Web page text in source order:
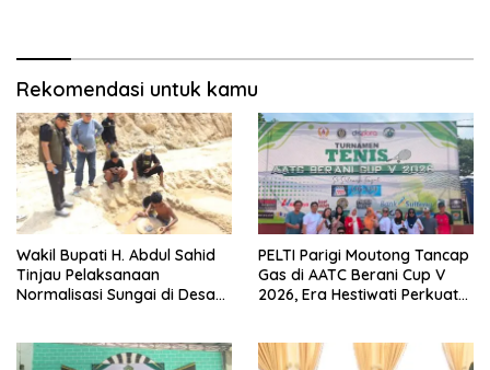
Rekomendasi untuk kamu
Wakil Bupati H. Abdul Sahid
Tinjau Pelaksanaan
Normalisasi Sungai di Desa
PELTI Parigi Moutong Tancap
Gas di AATC Berani Cup V
2026, Era Hestiwati Perkuat